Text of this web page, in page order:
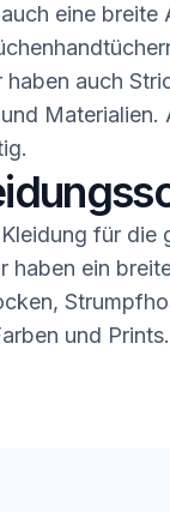
eine
auch
für die
haben ein
und Prints.